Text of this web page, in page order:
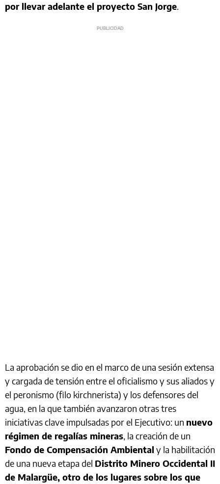
por llevar adelante el proyecto San Jorge.
La aprobación se dio en el marco de una sesión extensa
y cargada de tensión entre el oficialismo y sus aliados y
el peronismo (filo kirchnerista) y los defensores del
agua, en la que también avanzaron otras tres
iniciativas clave impulsadas por el Ejecutivo: un nuevo
régimen de regalías mineras, la creación de un
Fondo de Compensación Ambiental y la habilitación
de una nueva etapa del Distrito Minero Occidental II
de Malargüe, otro de los lugares sobre los que